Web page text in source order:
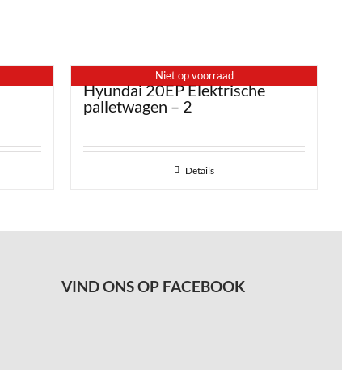
Niet op voorraad
Hyundai 20EP Elektrische
palletwagen – 2
Details
VIND ONS OP FACEBOOK